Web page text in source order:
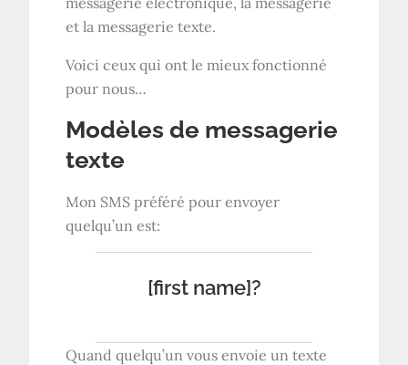
et la messagerie texte.
Voici ceux qui ont le mieux fonctionné
pour nous…
Modèles de messagerie
texte
Mon SMS préféré pour envoyer
quelqu’un est:
[first name]?
Quand quelqu’un vous envoie un texte